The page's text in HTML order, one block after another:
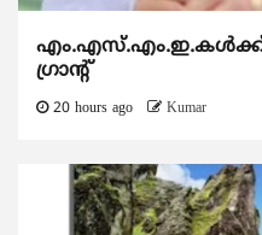
എം.എസ്.എം.ഇ.കൾക്ക്
ഗ്രാന്റ്
20 hours ago Kumar